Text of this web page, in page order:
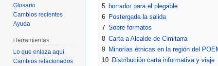
5 borrador para el plegable
6 Postergada la salida
7 Sobre formatos
8 Carta a Alcalde de Cimitarra
9 Minorías étnicas en la región del
10 Distribución carta informativa y viaje
Glosario
Cambios recientes
Ayuda
Herramientas
Lo que enlaza aquí
Cambios relacionados